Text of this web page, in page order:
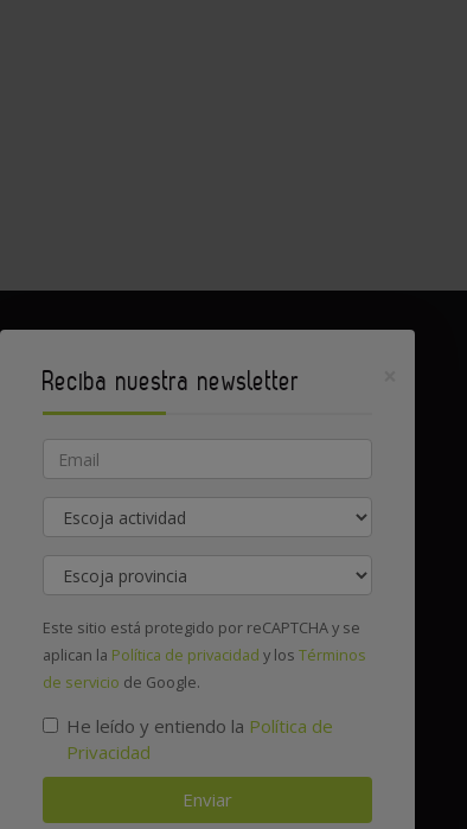
Contacte con nosotros
Reciba nuestra newsletter
Email
Actividad
Provincia
Este sitio está protegido por reCAPTCHA y se
aplican la Política de privacidad y los Términos
de servicio de Google.
He leído y entiendo la Política de
Privacidad
Enviar